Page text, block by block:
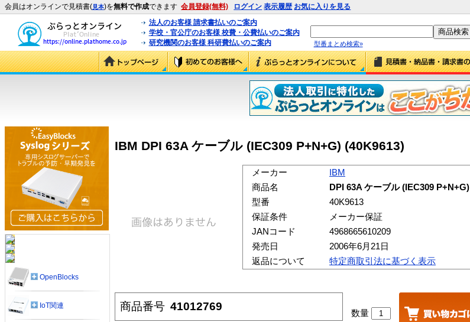
会員はオンラインで見積書(見本)を無料で作成できます 会員登録(無料) ログイン 表示履歴 お気に入りを見る
法人のお客様 請求書払いのご案内
学校・官公庁のお客様 校費・公費払いのご案内
研究機関のお客様 科研費払いのご案内
型番まとめ検索»
IBM DPI 63A ケーブル (IEC309 P+N+G) (40K9613)
メーカー
IBM
商品名
DPI 63A ケーブル (IEC309 P+N+G)
型番
40K9613
保証条件
メーカー保証
JANコード
4968665610209
発売日
2006年6月21日
返品について
特定商取引法に基づく表示
商品番号 41012769
数量
OpenBlocks
IoT関連